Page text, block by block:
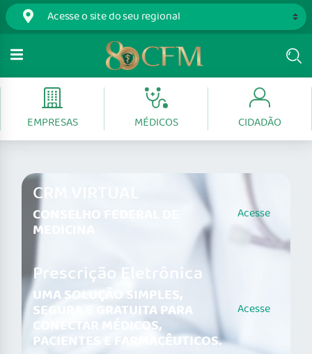
EMPRESAS MÉDICOS CIDADÃO
CRM VIRTUAL
CONSELHO FEDERAL DE
MEDICINA
Acesse
Prescrição Eletrônica
UMA SOLUÇÃO SIMPLES,
SEGURA E GRATUITA PARA
CONECTAR MÉDICOS,
PACIENTES E FARMACÊUTICOS.
Acesse